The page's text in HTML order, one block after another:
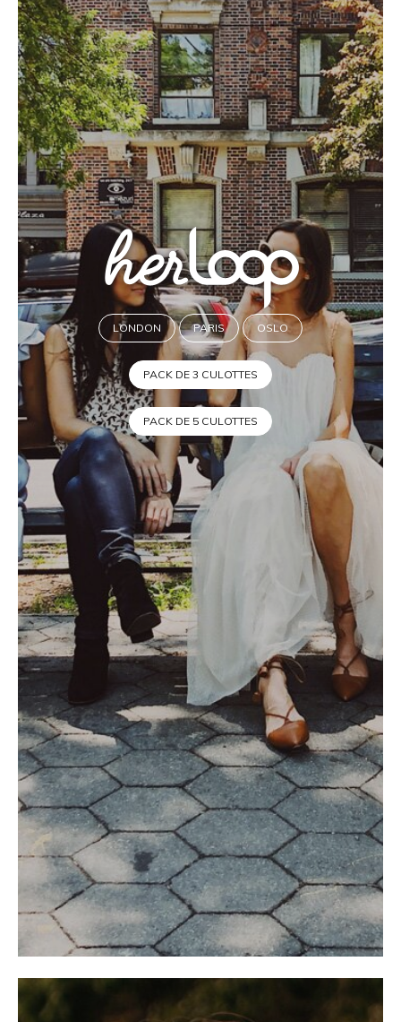
LONDON PARIS OSLO
PACK DE 3 CULOTTES
PACK DE 5 CULOTTES